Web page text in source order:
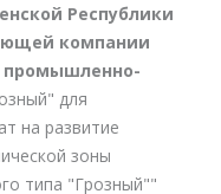
Республики
компании
промышленно-
для
на развитие
зоны
типа "Грозный""